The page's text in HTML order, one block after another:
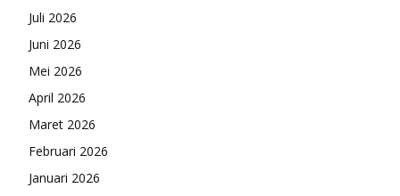
Juli 2026
Juni 2026
Mei 2026
April 2026
Maret 2026
Februari 2026
Januari 2026